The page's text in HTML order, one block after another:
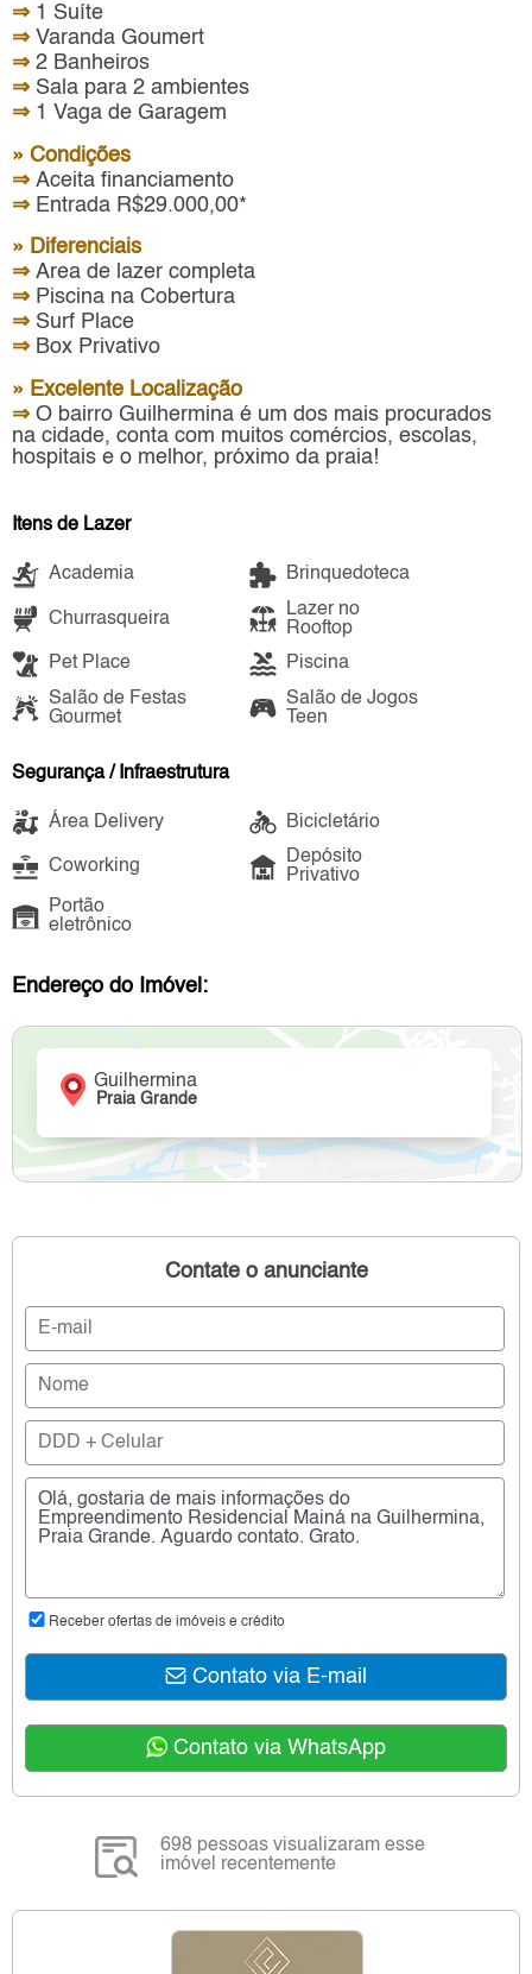
⇒ 1 Suíte
⇒ Varanda Goumert
⇒ 2 Banheiros
⇒ Sala para 2 ambientes
⇒ 1 Vaga de Garagem
» Condições
⇒ Aceita financiamento
⇒ Entrada R$29.000,00*
» Diferenciais
⇒ Area de lazer completa
⇒ Piscina na Cobertura
⇒ Surf Place
⇒ Box Privativo
» Excelente Localização
⇒ O bairro Guilhermina é um dos mais procurados
na cidade, conta com muitos comércios, escolas,
hospitais e o melhor, próximo da praia!
Itens de Lazer
Academia Brinquedoteca
Churrasqueira
Lazer no
Rooftop
Pet Place
Piscina
Salão de Festas
Gourmet
Salão de Jogos
Teen
Segurança / Infraestrutura
Área Delivery Bicicletário
Coworking
Depósito
Privativo
Portão
eletrônico
Endereço do Imóvel:
Guilhermina
Praia Grande
Contate o anunciante
Receber ofertas de imóveis e crédito
Contato via E-mail
Contato via WhatsApp
698 pessoas visualizaram esse
imóvel recentemente